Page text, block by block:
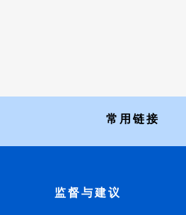
常用链接
监督与建议